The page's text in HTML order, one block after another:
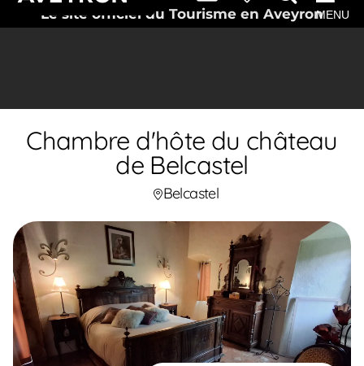
Le site officiel du Tourisme en AveyronMENU
Chambre d'hôte du château
de Belcastel
Belcastel